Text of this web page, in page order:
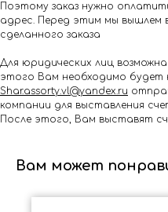
Поэтому заказ нужно
адрес. Перед этим мы вышлем
сделанного заказа
Для юридических лиц
этого Вам необходимо
Shar.assorty.vl@yandex.ru
компании для выставления
После этого, Вам выставят
Вам может